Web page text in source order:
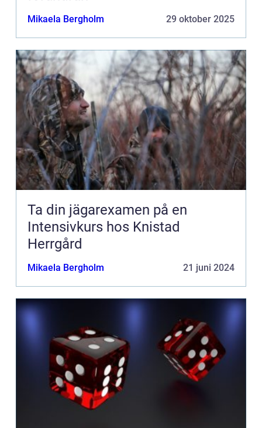
Mikaela Bergholm 29 oktober 2025
Ta din jägarexamen på en
Intensivkurs hos Knistad
Herrgård
Mikaela Bergholm 21 juni 2024